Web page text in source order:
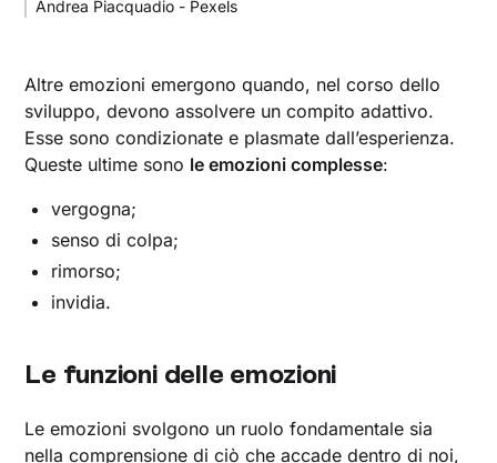
Andrea Piacquadio - Pexels
Altre emozioni emergono quando, nel corso dello
sviluppo, devono assolvere un compito adattivo.
Esse sono condizionate e plasmate dall’esperienza.
Queste ultime sono le emozioni complesse:
vergogna;
senso di colpa;
rimorso;
invidia.
Le funzioni delle emozioni
Le emozioni svolgono un ruolo fondamentale sia
nella comprensione di ciò che accade dentro di noi,